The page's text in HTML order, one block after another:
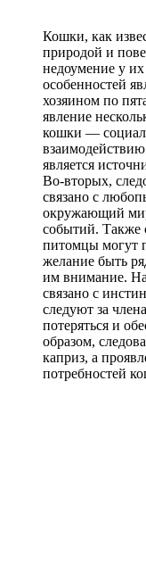
Кошки, как
природой и
недоумение у
особенностей
хозяином по
явление
кошки —
является
Во-вторых,
связано с
окружающий
событий. Также
питомцы могут
желание быть
им внимание.
связано с
следуют за
потеряться и
образом,
каприз, а
потребностей